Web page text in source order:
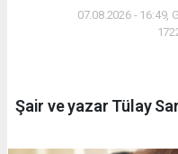
07.08.2026 - 16:49,
Şair ve yazar Tülay